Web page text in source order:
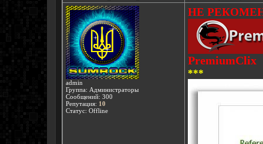
admin
Группа: Администраторы
Сообщений: 300
Репутация: 10
Статус: Offline
НЕ
PremiumClix
***